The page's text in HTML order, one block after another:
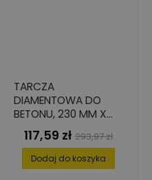
TARCZA
DIAMENTOWA DO
BETONU, 230 MM X
22.2 MM, SEGMENTY:
40 MM X 2.6 MM X 10
Cena
117,59 zł Cena
podstawowa
293,97 zł
Dodaj do koszyka